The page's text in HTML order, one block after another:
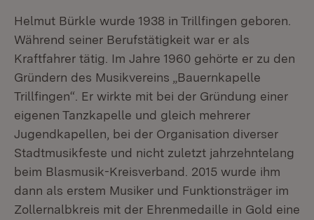
Helmut Bürkle wurde 1938 in Trillfingen geboren.
Während seiner Berufstätigkeit war er als
Kraftfahrer tätig. Im Jahre 1960 gehörte er zu den
Gründern des Musikvereins „Bauernkapelle
Trillfingen“. Er wirkte mit bei der Gründung einer
eigenen Tanzkapelle und gleich mehrerer
Jugendkapellen, bei der Organisation diverser
Stadtmusikfeste und nicht zuletzt jahrzehntelang
beim Blasmusik-Kreisverband. 2015 wurde ihm
dann als erstem Musiker und Funktionsträger im
Zollernalbkreis mit der Ehrenmedaille in Gold eine